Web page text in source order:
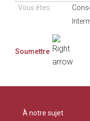
Vous êtes:
À notre sujet